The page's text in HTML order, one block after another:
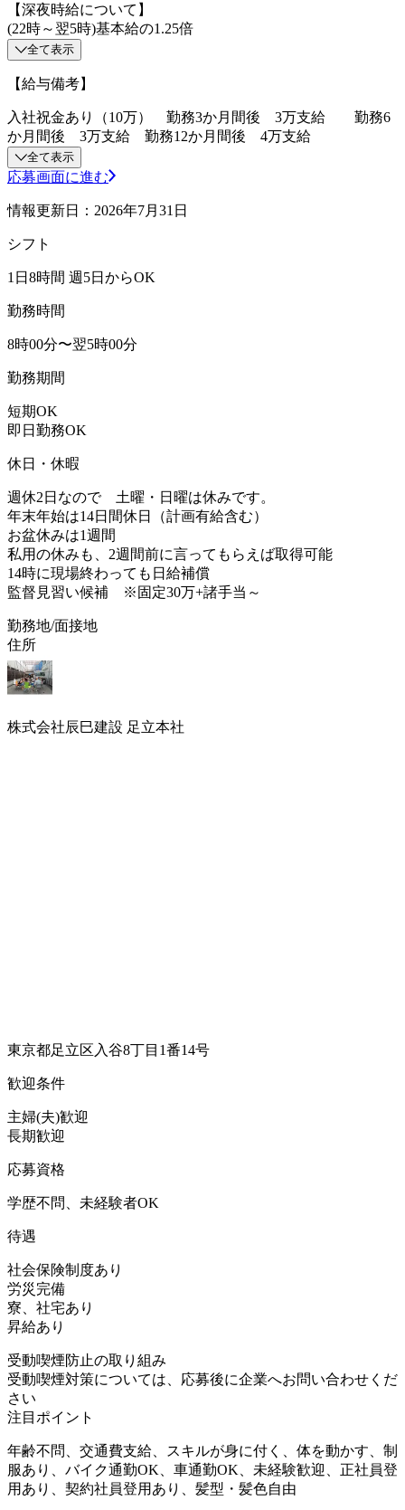
【深夜時給について】
(22時～翌5時)基本給の1.25倍
全て表示
【給与備考】
入社祝金あり（10万） 勤務3か月間後 3万支給 勤務6
か月間後 3万支給 勤務12か月間後 4万支給
全て表示
応募画面に進む
情報更新日：2026年7月31日
シフト
1日8時間 週5日からOK
勤務時間
8時00分〜翌5時00分
勤務期間
短期OK
即日勤務OK
休日・休暇
週休2日なので 土曜・日曜は休みです。
年末年始は14日間休日（計画有給含む）
お盆休みは1週間
私用の休みも、2週間前に言ってもらえば取得可能
14時に現場終わっても日給補償
監督見習い候補 ※固定30万+諸手当～
勤務地/面接地
住所
株式会社辰巳建設 足立本社
東京都足立区入谷8丁目1番14号
歓迎条件
主婦(夫)歓迎
長期歓迎
応募資格
学歴不問、未経験者OK
待遇
社会保険制度あり
労災完備
寮、社宅あり
昇給あり
受動喫煙防止の取り組み
受動喫煙対策については、応募後に企業へお問い合わせくだ
さい
注目ポイント
年齢不問、交通費支給、スキルが身に付く、体を動かす、制
服あり、バイク通勤OK、車通勤OK、未経験歓迎、正社員登
用あり、契約社員登用あり、髪型・髪色自由